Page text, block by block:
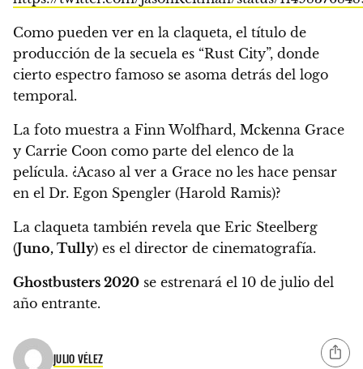
Como pueden ver en la claqueta, el título de
producción de la secuela es “Rust City”, donde
cierto espectro famoso se asoma detrás del logo
temporal.
La foto muestra a Finn Wolfhard, Mckenna Grace
y Carrie Coon como parte del elenco de la
película. ¿Acaso al ver a Grace no les hace pensar
en el Dr. Egon Spengler (Harold Ramis)?
La claqueta también revela que Eric Steelberg
(Juno, Tully) es el director de cinematografía.
Ghostbusters 2020 se estrenará el 10 de julio del
año entrante.
JULIO VÉLEZ